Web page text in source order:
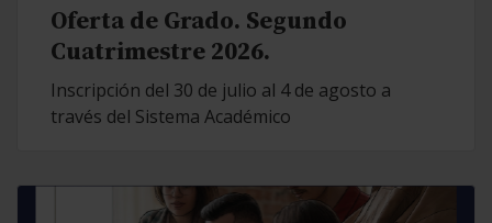
Oferta de Grado. Segundo
Cuatrimestre 2026.
Inscripción del 30 de julio al 4 de agosto a
través del Sistema Académico